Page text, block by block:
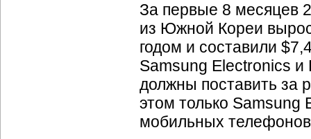
За первые 8 месяцев
из Южной Кореи
годом и составили
Samsung Electronics и
должны поставить за
этом только Samsung
мобильных